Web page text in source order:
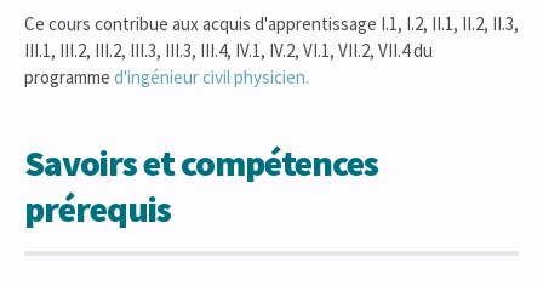
Ce cours contribue aux acquis d'apprentissage I.1, I.2, II.1, II.2, II.3,
III.1, III.2, III.2, III.3, III.3, III.4, IV.1, IV.2, VI.1, VII.2, VII.4 du
programme d'ingénieur civil physicien.
Savoirs et compétences
prérequis